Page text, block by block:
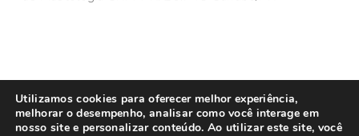
© 2026 Câncer de Mama Brasil. Todos os direitos
reservados. Administrado porMKT Efeect
Utilizamos cookies para oferecer melhor experiência,
melhorar o desempenho, analisar como você interage em
nosso site e personalizar conteúdo. Ao utilizar este site, você